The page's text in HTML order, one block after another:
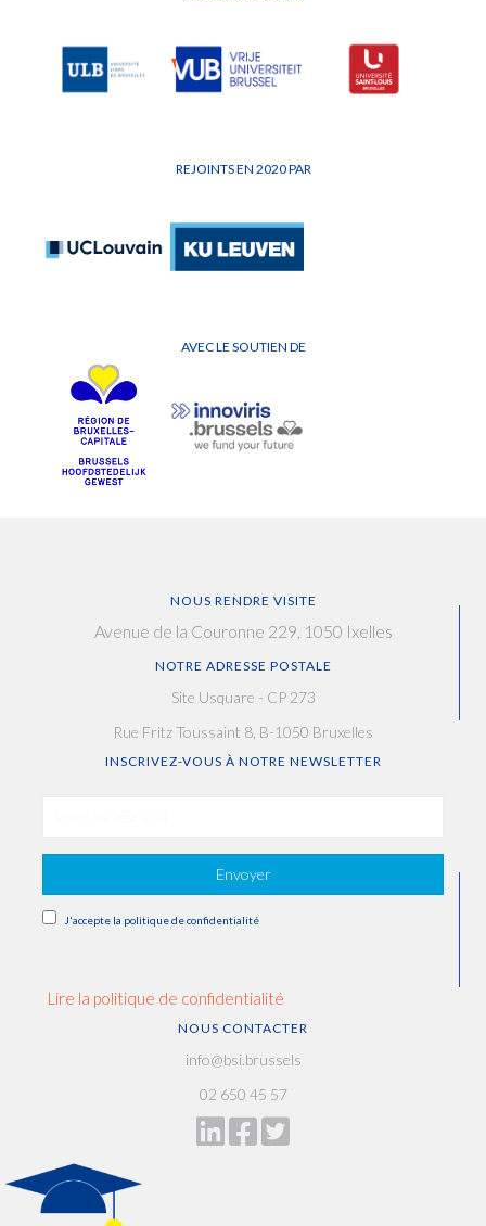
REJOINTS EN 2020 PAR
AVEC LE SOUTIEN DE
NOUS RENDRE VISITE
Avenue de la Couronne 229, 1050 Ixelles
NOTRE ADRESSE POSTALE
Site Usquare - CP 273
Rue Fritz Toussaint 8, B-1050 Bruxelles
INSCRIVEZ-VOUS À NOTRE NEWSLETTER
Envoyer
J'accepte la politique de confidentialité
Lire la politique de confidentialité
NOUS CONTACTER
info@bsi.brussels
02 650 45 57